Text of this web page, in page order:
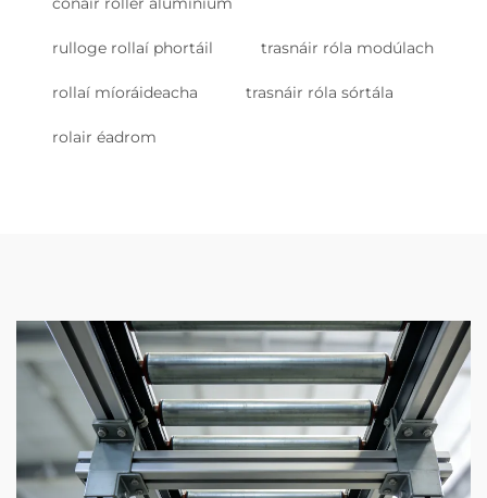
rulloge rollaí phortáil trasnáir róla modúlach
rollaí míoráideacha trasnáir róla sórtála
rolair éadrom